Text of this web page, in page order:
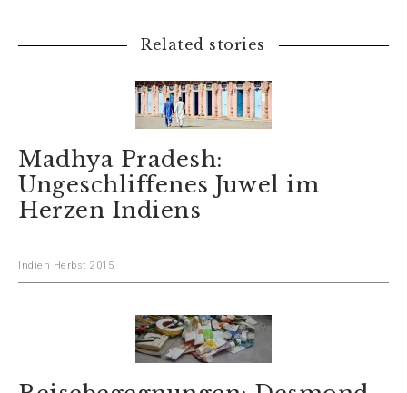
Related stories
Madhya Pradesh:
Ungeschliffenes Juwel im
Herzen Indiens
Indien Herbst 2015